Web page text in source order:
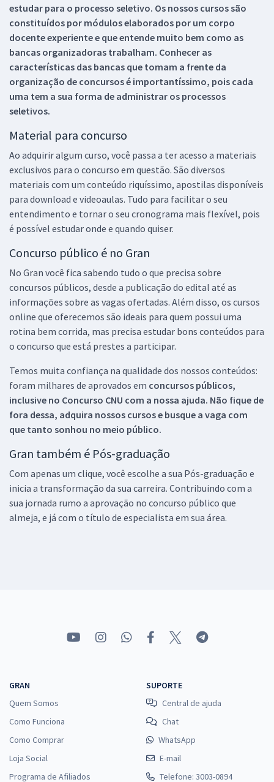
estudar para o processo seletivo. Os nossos cursos são
constituídos por módulos elaborados por um corpo
docente experiente e que entende muito bem como as
bancas organizadoras trabalham. Conhecer as
características das bancas que tomam a frente da
organização de concursos é importantíssimo, pois cada
uma tem a sua forma de administrar os processos
seletivos.
Material para concurso
Ao adquirir algum curso, você passa a ter acesso a materiais
exclusivos para o concurso em questão. São diversos
materiais com um conteúdo riquíssimo, apostilas disponíveis
para download e videoaulas. Tudo para facilitar o seu
entendimento e tornar o seu cronograma mais flexível, pois
é possível estudar onde e quando quiser.
Concurso público é no Gran
No Gran você fica sabendo tudo o que precisa sobre
concursos públicos, desde a publicação do edital até as
informações sobre as vagas ofertadas. Além disso, os cursos
online que oferecemos são ideais para quem possui uma
rotina bem corrida, mas precisa estudar bons conteúdos para
o concurso que está prestes a participar.
Temos muita confiança na qualidade dos nossos conteúdos:
foram milhares de aprovados em concursos públicos,
inclusive no Concurso CNU com a nossa ajuda. Não fique de
fora dessa, adquira nossos cursos e busque a vaga com
que tanto sonhou no meio público.
Gran também é Pós-graduação
Com apenas um clique, você escolhe a sua Pós-graduação e
inicia a transformação da sua carreira. Contribuindo com a
sua jornada rumo a aprovação no concurso público que
almeja, e já com o título de especialista em sua área.
GRAN
Quem Somos
Como Funciona
Como Comprar
Loja Social
Programa de Afiliados
SUPORTE
Central de ajuda
Chat
WhatsApp
E-mail
Telefone: 3003-0894